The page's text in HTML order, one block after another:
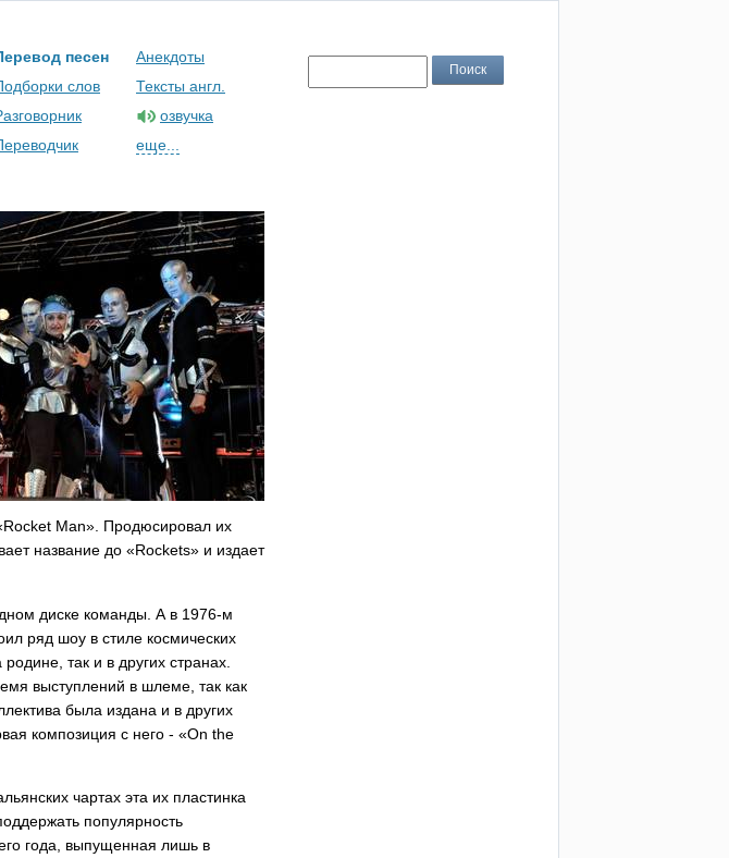
песен
слов
Анекдоты
Тексты англ.
озвучка
еще...
Rocket Man». Продюсировал их
название до «Rockets» и издает
диске команды. А в 1976-м
ряд шоу в стиле космических
так и в других странах.
выступлений в шлеме, так как
была издана и в других
композиция с него - «On the
чартах эта их пластинка
популярность
года, выпущенная лишь в